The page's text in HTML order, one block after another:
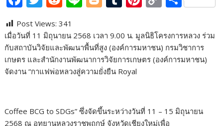
e
b
o
o
itt
er
d
di
t
e g
g
er
m
bl
r
er
e
st
p
y
Li
ar
e
Post Views: 341
เมื่อวันที่ 11 มิถุนายน 2568 เวลา 9.00 น. มูลนิธิโครงการหลวง ร่วม
กับสถาบันวิจัยและพัฒนาพื้นที่สูง (องค์การมหาชน) กรมวิชาการ
เกษตร และสำนักงานพัฒนาการวิจัยการเกษตร (องค์การมหาชน)
จัดงาน “กาแฟพ่อหลวงสู่ความยั่งยืน Royal
Coffee BCG to SDGs” ซึ่งจัดขึ้นระหว่างวันที่ 11 – 15 มิถุนายน
2568 ณ อุทยานหลวงราชพฤกษ์ จังหวัดเชียงใหม่เพื่อ